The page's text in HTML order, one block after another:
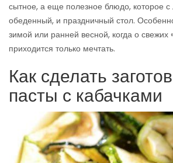
сытное, а еще полезное блюдо, которое с
обеденный, и праздничный стол.
зимой или ранней весной, когда о свежих
приходится только мечтать.
Как сделать
пасты с кабачками